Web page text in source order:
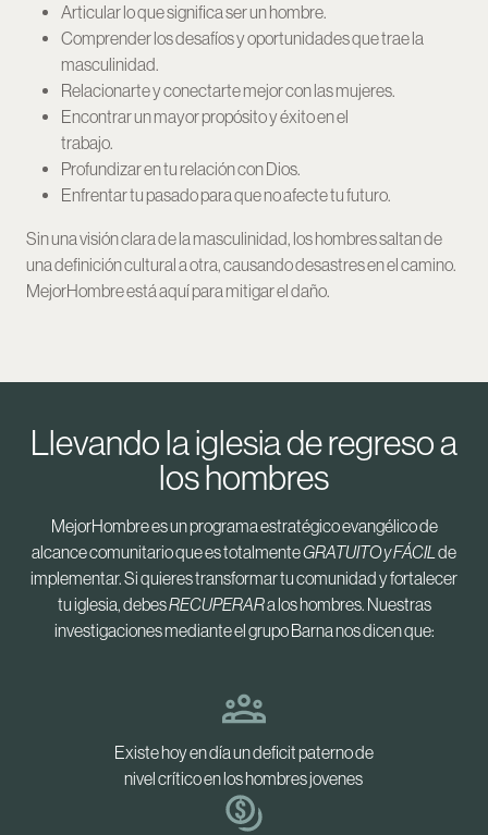
Articular lo que significa ser un hombre.
Comprender los desafíos y oportunidades que trae la
masculinidad.
Relacionarte y conectarte mejor con las mujeres.
Encontrar un mayor propósito y éxito en el
trabajo.
Profundizar en tu relación con Dios.
Enfrentar tu pasado para que no afecte tu futuro.
Sin una visión clara de la masculinidad, los hombres saltan de
una definición cultural a otra, causando desastres en el camino.
MejorHombre está aquí para mitigar el daño.
Llevando la iglesia de regreso a
los hombres
MejorHombre es un programa estratégico evangélico de
alcance comunitario que es totalmenteGRATUITOy FÁCIL de
implementar. Si quieres transformar tu comunidad y fortalecer
tu iglesia, debesRECUPERARa los hombres. Nuestras
investigaciones mediante el grupo Barna nos dicen que:
Existe hoy en día un deficit paterno de
nivel crítico en los hombres jovenes